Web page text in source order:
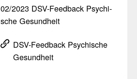
02/​2023 DSV-Feed­back Psychi­
sche Gesund­heit
DSV-Feed­back Psychi­sche
Gesund­heit